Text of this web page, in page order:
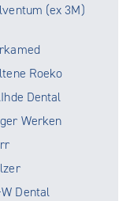
(ex 3M)
Roeko
Dental
Werken
Dental